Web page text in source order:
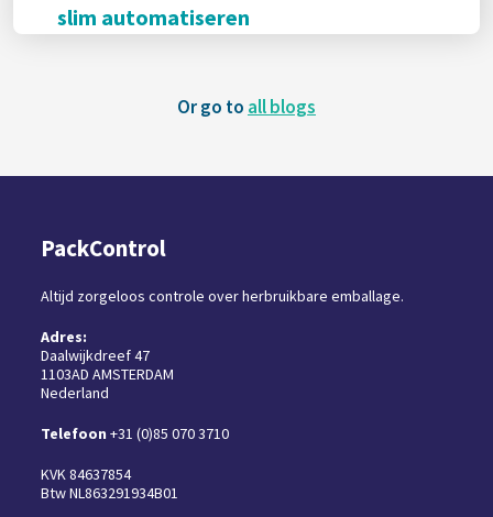
slim automatiseren
Or go to all blogs
PackControl
Altijd zorgeloos controle over herbruikbare emballage.
Adres:
Daalwijkdreef 47
1103AD AMSTERDAM
Nederland
Telefoon +31 (0)85 070 3710
KVK 84637854
Btw NL863291934B01